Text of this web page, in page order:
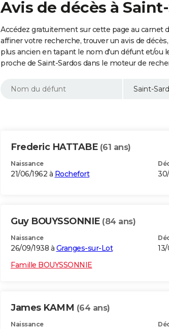
Avis de décès à
Accédez gratuitement sur cette page au carnet
affiner votre recherche, trouver un avis de
plus ancien en tapant le nom d'un défunt et/ou
proche de Saint-Sardos dans le moteur de
Frederic HATTABE (61 ans)
Naissance
21/06/1962 à Rochefort
Guy BOUYSSONNIE (84 ans)
Naissance
26/09/1938 à Granges-sur-Lot
Famille BOUYSSONNIE
James KAMM (64 ans)
Naissance